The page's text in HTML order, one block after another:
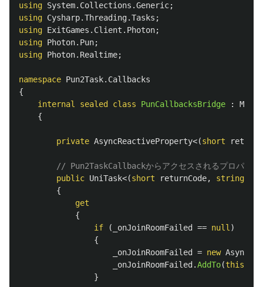
using System.Collections.Generic;
using Cysharp.Threading.Tasks ;
using ExitGames.Client.Photon;
using Photon.Pun;
using Photon.Realtime;
namespace Pun2Task.Callbacks
{
internal
sealed class PunCallbacksBridge :
{
private AsyncReactiveProperty<(short
// Pun2TaskCallbackからアクセスされるプロパティ
public UniTask<(short returnCode, string
{
get
{
if
( _onJoinRoomFailed == null )
{
_onJoinRoomFailed
= new
_onJoinRoomFailed .AddTo(this
}